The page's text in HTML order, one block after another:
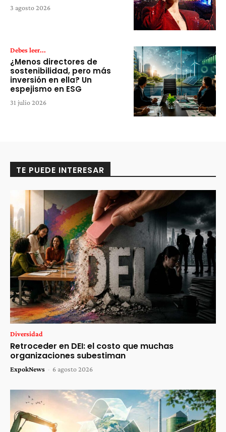
3 agosto 2026
Debes leer...
¿Menos directores de
sostenibilidad, pero más
inversión en ella? Un
espejismo en ESG
31 julio 2026
TE PUEDE INTERESAR
Diversidad
Retroceder en DEI: el costo que muchas
organizaciones subestiman
ExpokNews - 6 agosto 2026